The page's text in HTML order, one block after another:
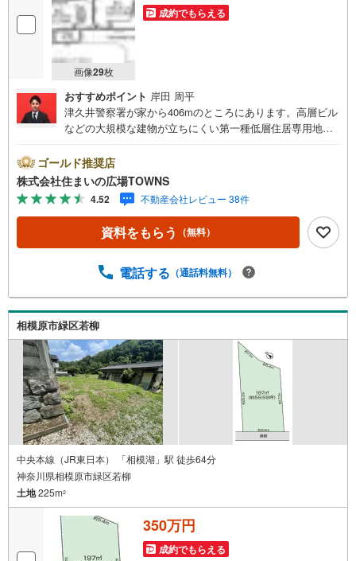
画像29枚
成約でもらえる
おすすめポイント 岸田 周平
津久井警察署が家から406mのところにあります。高層ビル
などの大規模な建物が立ちにくい第一種低層住居専用地域
積は198.41平米（公簿）です。環境の良いエリアにある売
地です。こちらは住宅用地です。【年中無休/9:00～21:0
0】人気物件は特にお問い合わせが集中するため、お早めに
お電話下さい。「室内・現地を見学する」ボタンよりご予
約頂くとご見学がスムーズです。■その他、各種ご相談も承
っております。○住宅ローンのご相談○ライフプランのシミ
なスタッフが親身になってお客様に合った物件をご紹介さ
でお気軽にお問い合わせ下さい♪駐車場もございますの
で、お車でのお越しも大歓迎です！
ゴールド推奨店
株式会社住まいの広場TOWNS
4.52 不動産会社レビュー 38件
資料をもらう （無料）
電話する （通話料無料）
相模原市緑区若柳
中央本線（JR東日本） 「相模湖」駅 徒歩64分
神奈川県相模原市緑区若柳
土地225m2
350万円
成約でもらえる